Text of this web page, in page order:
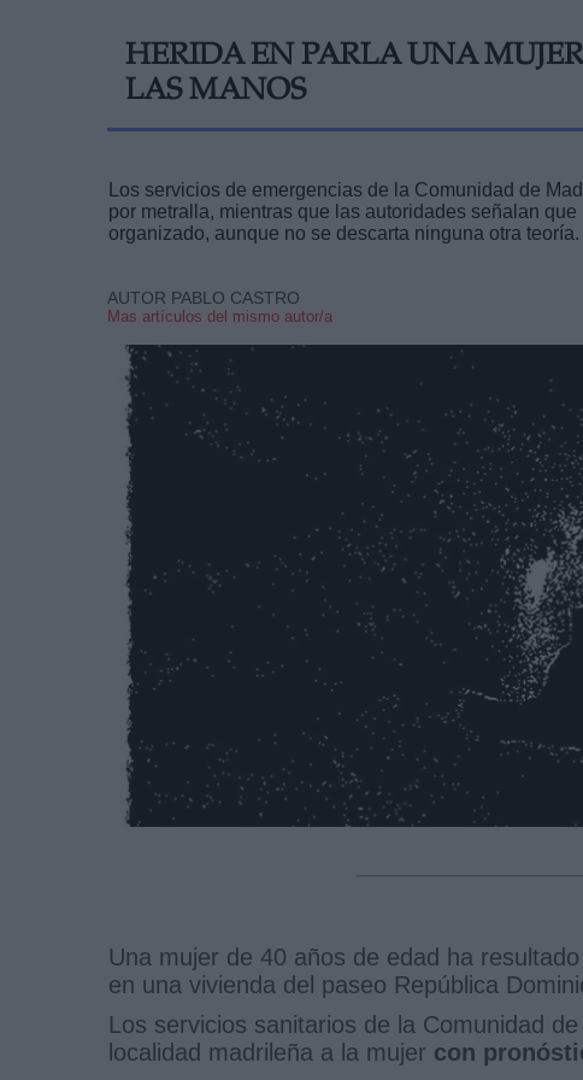
HERIDA EN PARLA UNA
LAS MANOS
Los servicios de emergencias de la Comunidad de
por metralla, mientras que las autoridades señalan
organizado, aunque no se descarta ninguna otra teoría.
AUTOR PABLO CASTRO
Mas artículos del mismo autor/a
Una mujer de 40 años de edad ha resultado
en una vivienda del paseo República
Los servicios sanitarios de la Comunidad
localidad madrileña a la mujer con